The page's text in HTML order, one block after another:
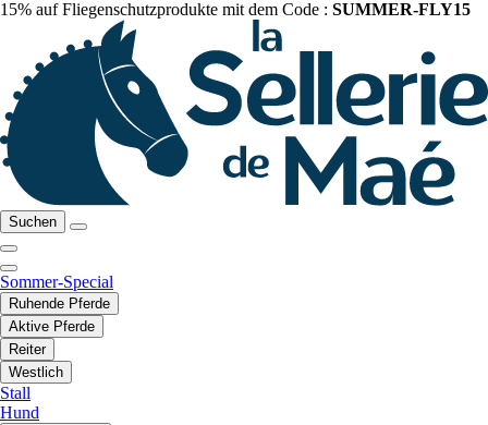
15% auf Fliegenschutzprodukte mit dem Code : SUMMER-FLY15
Suchen
Sommer-Special
Ruhende Pferde
Aktive Pferde
Reiter
Westlich
Stall
Hund